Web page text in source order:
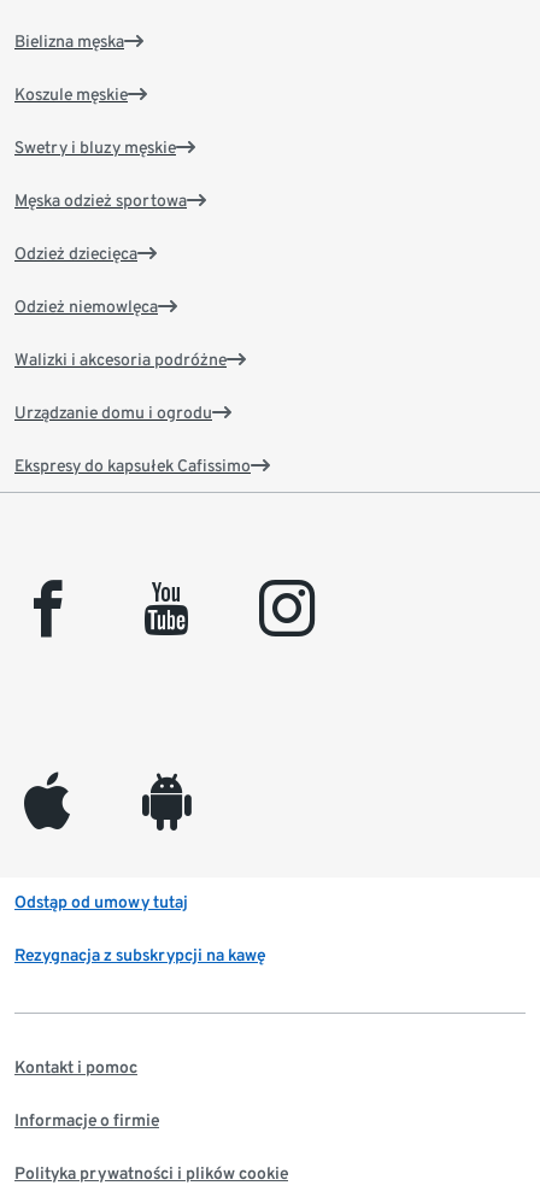
Bielizna męska
Koszule męskie
Swetry i bluzy męskie
Męska odzież sportowa
Odzież dziecięca
Odzież niemowlęca
Walizki i akcesoria podróżne
Urządzanie domu i ogrodu
Ekspresy do kapsułek Cafissimo
facebook youtube instagram
appleinc android
Odstąp od umowy tutaj
Rezygnacja z subskrypcji na kawę
Kontakt i pomoc
Informacje o firmie
Polityka prywatności i plików cookie